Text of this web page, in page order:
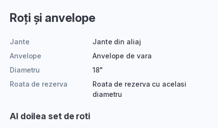
Roți și anvelope
Jante
Jante din aliaj
Anvelope
Anvelope de vara
Diametru
18"
Roata de rezerva
Roata de rezerva cu acelasi
diametru
Al doilea set de roti